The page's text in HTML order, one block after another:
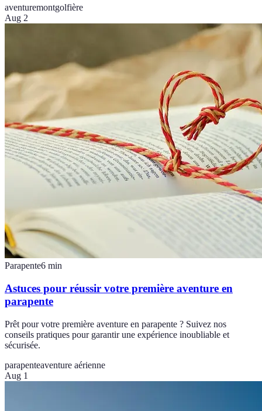
aventuremontgolfière
Aug 2
Parapente6 min
Astuces pour réussir votre première aventure en
parapente
Prêt pour votre première aventure en parapente ? Suivez nos
conseils pratiques pour garantir une expérience inoubliable et
sécurisée.
parapenteaventure aérienne
Aug 1